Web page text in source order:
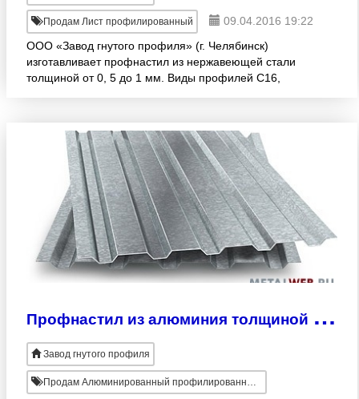
Продам Лист профилированный
09.04.2016 19:22
ООО «Завод гнутого профиля» (г. Челябинск)
изготавливает профнастил из нержавеющей стали
толщиной от 0, 5 до 1 мм. Виды профилей С16,
П
рофнастил из алюминия толщиной до 2, 5 мм.
Завод гнутого профиля
Продам Алюминированный профилированный лист